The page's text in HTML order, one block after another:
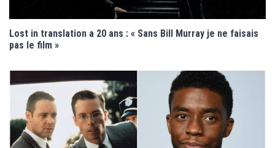
Lost in translation a 20 ans : « Sans Bill Murray je ne faisais
pas le film »